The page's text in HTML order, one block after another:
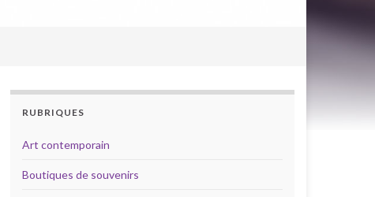
RUBRIQUES
Art contemporain
Boutiques de souvenirs